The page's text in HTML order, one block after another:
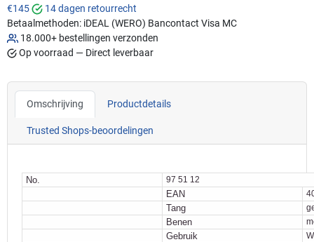
€145
14 dagen retourrecht
Betaalmethoden: iDEAL (WERO) Bancontact Visa MC
18.000+ bestellingen verzonden
Op voorraad — Direct leverbaar
Omschrijving Productdetails
Trusted Shops-beoordelingen
No. 97 51 12
EAN
Tang
Benen
Gebruik